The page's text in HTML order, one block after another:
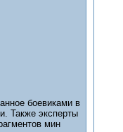
боевиками в
Также эксперты
мин